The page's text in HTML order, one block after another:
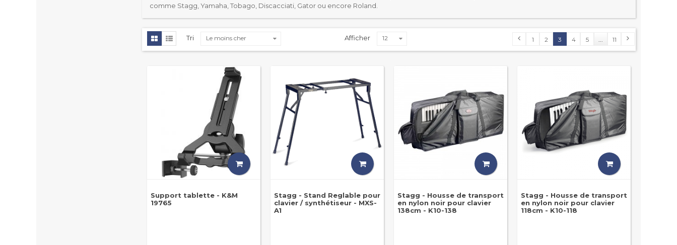
comme Stagg, Yamaha, Tobago, Discacciati, Gator ou encore Roland.
1 2 3 4 5 ... 11
Tri Le moins cher Afficher 12
Support tablette - K&M
19765
Stagg - Stand Reglable pour
clavier / synthétiseur - MXS-
A1
Stagg - Housse de transport
en nylon noir pour clavier
138cm - K10-138
Stagg - Housse de transport
en nylon noir pour clavier
118cm - K10-118